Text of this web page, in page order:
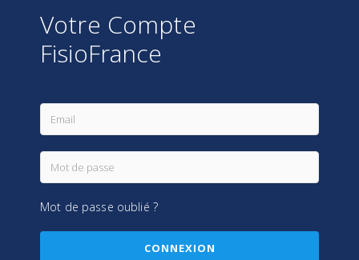
Votre Compte
FisioFrance
Mot de passe oublié ?
CONNEXION